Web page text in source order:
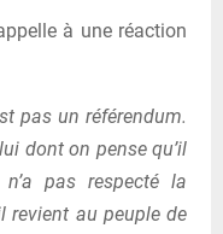
à une réaction
pas un référendum.
dont on pense qu’il
pas respecté la
revient au peuple de